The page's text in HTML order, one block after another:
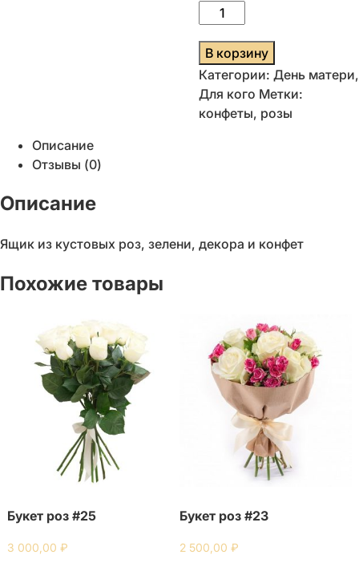
Количество
товара
Композиция
#8
для
мамы
В корзину
Категории: День матери,
Для кого Метки:
конфеты, розы
Описание
Отзывы (0)
Описание
Ящик из кустовых роз, зелени, декора и конфет
Похожие товары
Букет роз #25
3 000,00 ₽
Букет роз #23
2 500,00 ₽